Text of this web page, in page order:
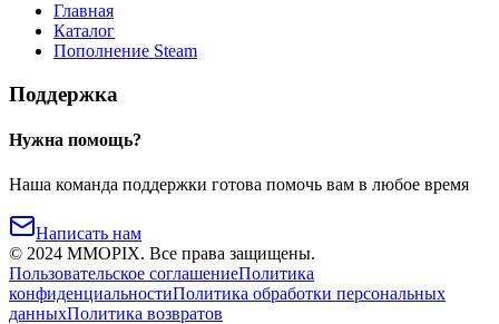
Главная
Каталог
Пополнение Steam
Поддержка
Нужна помощь?
Наша команда поддержки готова помочь вам в любое время
Написать нам
© 2024 MMOPIX. Все права защищены.
Пользовательское соглашениеПолитика
конфиденциальностиПолитика обработки персональных
данныхПолитика возвратов